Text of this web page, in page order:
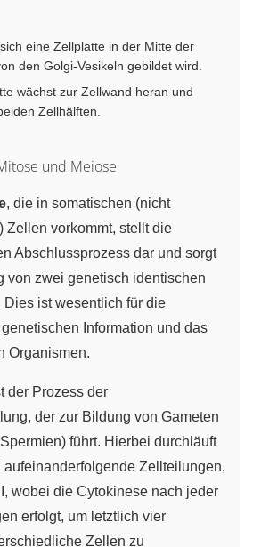
eine Zellplatte in der Mitte der
den Golgi-Vesikeln gebildet wird.
wächst zur Zellwand heran und
Zellhälften.
und Meiose
, die in somatischen (nicht
Zellen vorkommt, stellt die
Abschlussprozess dar und sorgt
von zwei genetisch identischen
Dies ist wesentlich für die
Information und das
Organismen.
der Prozess der
der zur Bildung von Gameten
führt. Hierbei durchläuft
Zellteilungen,
wobei die Cytokinese nach jeder
erfolgt, um letztlich vier
Zellen zu